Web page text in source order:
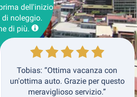
Ritorno
dell'inizio
noleggio.
di più.
Tobias: “Ottima vacanza con
un'ottima auto. Grazie per questo
meraviglioso servizio.”